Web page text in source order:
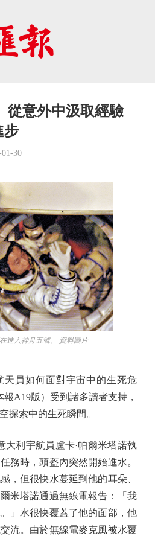
從意外中汲取經驗
步
01-30
進入神舟五號。 資料圖片
員如何面對宇宙中的生死危
A19版）受到諸多讀者支持，
探索中的生死瞬間。
利宇航員盧卡·帕爾米塔諾執
務時，頭盔內突然開始進水。
，但很快水蔓延到他的耳朵、
米塔諾通過無線電報告：「我
」水很快覆蓋了他的面部，他
流。由於無線電麥克風被水覆